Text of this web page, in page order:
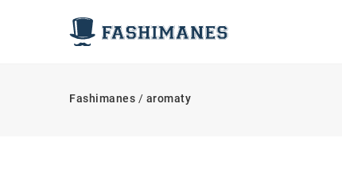
Fashimanes / aromaty